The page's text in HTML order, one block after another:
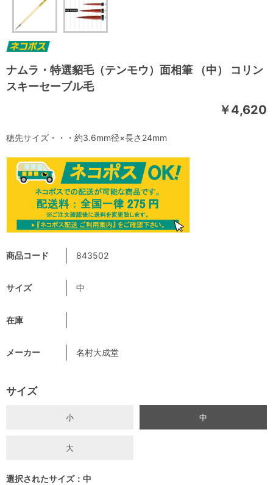
ナムラ・特選貂毛（テンモウ）面相筆 （中） コリン
スキーセーブル毛
￥4,620
商品コード 843502
サイズ 中
在庫
メーカー 名村大成堂
サイズ
小 中
大
選択されたサイズ：中
穂先サイズ・・・約3.6mm径×長さ24mm